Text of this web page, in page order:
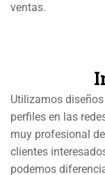
ventas.
Utilizamos
perfiles en las
muy profesional
clientes
podemos